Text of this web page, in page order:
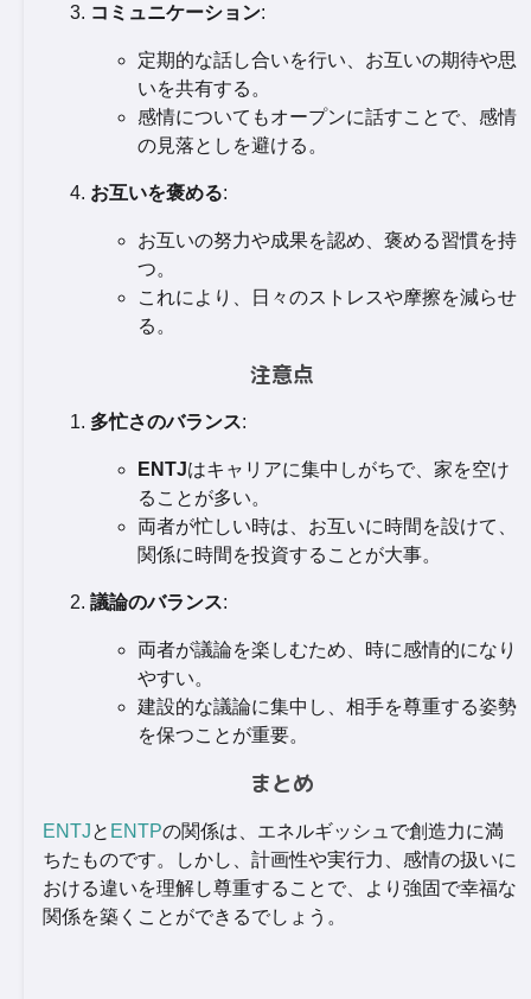
コミュニケーション:
定期的な話し合いを行い、お互いの期待や思
いを共有する。
感情についてもオープンに話すことで、感情
の見落としを避ける。
お互いを褒める:
お互いの努力や成果を認め、褒める習慣を持
つ。
これにより、日々のストレスや摩擦を減らせ
る。
注意点
多忙さのバランス:
ENTJはキャリアに集中しがちで、家を空け
ることが多い。
両者が忙しい時は、お互いに時間を設けて、
関係に時間を投資することが大事。
議論のバランス:
両者が議論を楽しむため、時に感情的になり
やすい。
建設的な議論に集中し、相手を尊重する姿勢
を保つことが重要。
まとめ
ENTJと ENTPの関係は、エネルギッシュで創造力に満
ちたものです。しかし、計画性や実行力、感情の扱いに
おける違いを理解し尊重することで、より強固で幸福な
関係を築くことができるでしょう。